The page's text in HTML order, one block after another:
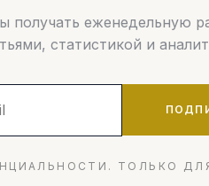
получать еженедельную
статистикой и
ТОЛЬКО